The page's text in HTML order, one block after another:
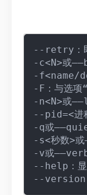
--retry：即
-c<N>或
-f<name/
-F：与选
-n<N>或
--pid=<进
-q或
-s<秒数>
-v或
--help：显